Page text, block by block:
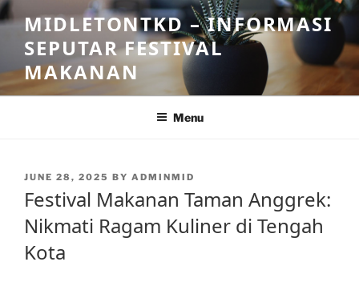
Skip
to
content
MIDLETONTKD – INFORMASI
SEPUTAR FESTIVAL
MAKANAN
Menu
POSTED
JUNE 28, 2025 BY ADMINMID
Festival Makanan Taman Anggrek:
Nikmati Ragam Kuliner di Tengah
Kota